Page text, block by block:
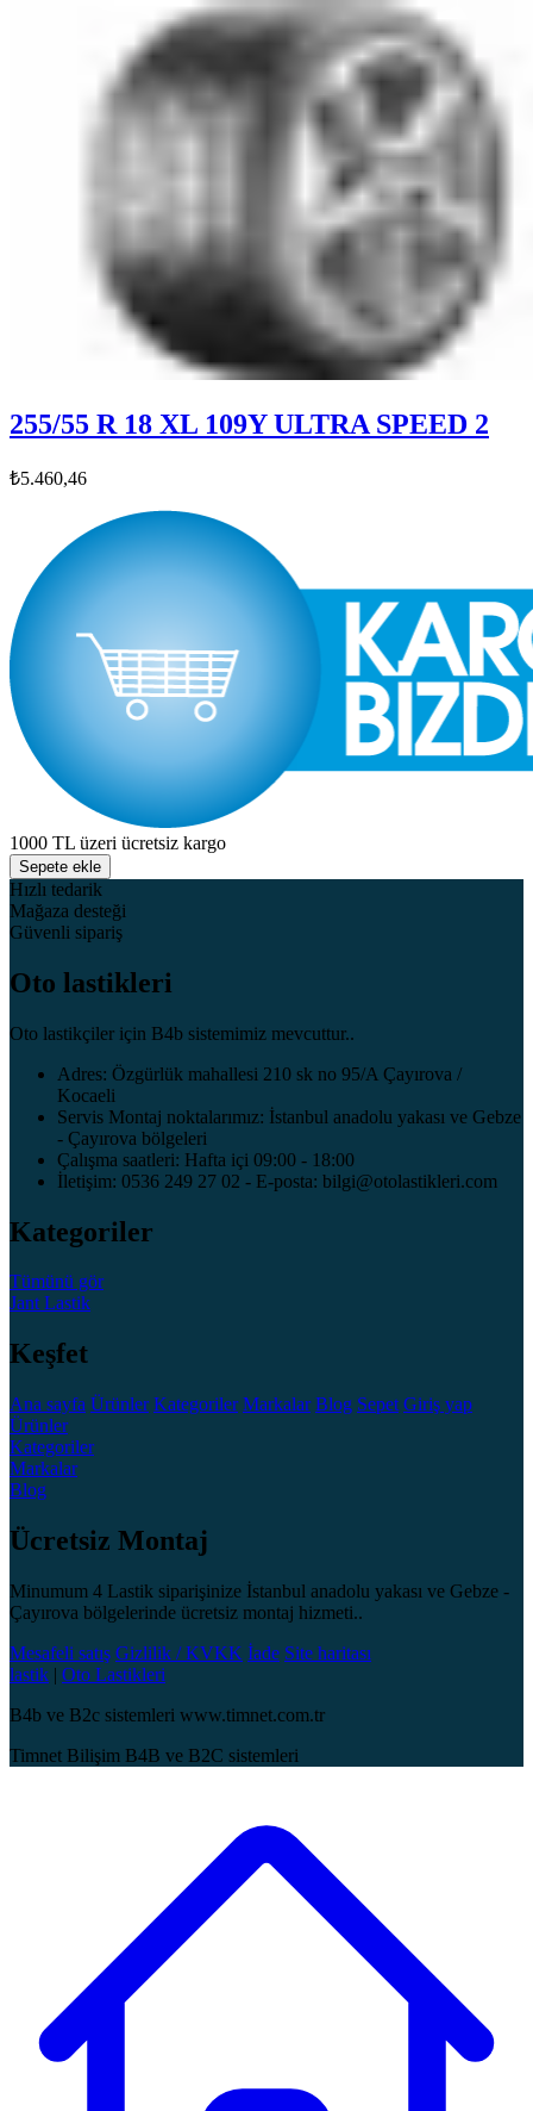
255/55 R 18 XL 109Y ULTRA SPEED 2
₺5.460,46
1000 TL üzeri ücretsiz kargo
Sepete ekle
Hızlı tedarik
Mağaza desteği
Güvenli sipariş
Oto lastikleri
Oto lastikçiler için B4b sistemimiz mevcuttur..
Adres: Özgürlük mahallesi 210 sk no 95/A Çayırova /
Kocaeli
Servis Montaj noktalarımız: İstanbul anadolu yakası ve Gebze
- Çayırova bölgeleri
Çalışma saatleri: Hafta içi 09:00 - 18:00
İletişim: 0536 249 27 02 - E-posta: bilgi@otolastikleri.com
Kategoriler
Tümünü gör
JantLastik
Keşfet
Ana sayfa Ürünler Kategoriler Markalar Blog Sepet Giriş yap
Ürünler
Kategoriler
Markalar
Blog
Ücretsiz Montaj
Minumum 4 Lastik siparişinize İstanbul anadolu yakası ve Gebze -
Çayırova bölgelerinde ücretsiz montaj hizmeti..
Mesafeli satış Gizlilik / KVKK İade Site haritası
lastik | Oto Lastikleri
B4b ve B2c sistemleri www.timnet.com.tr
Timnet Bilişim B4B ve B2C sistemleri